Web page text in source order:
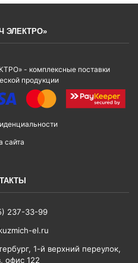
ЭЛЕКТРО»
- комплексные поставки
продукции
сайта
237-33-99
el.ru
, 1-й верхний переулок,
офис 122